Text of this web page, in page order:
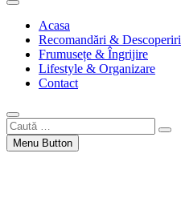
Acasa
Recomandări & Descoperiri
Frumusețe & Îngrijire
Lifestyle & Organizare
Contact
Caută
…Menu Button